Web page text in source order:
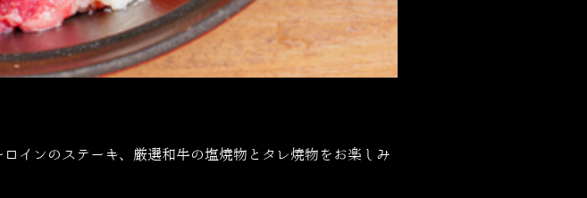
インのステーキ、厳選和牛の塩焼物とタレ焼物をお楽しみ